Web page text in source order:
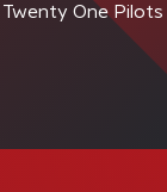
Twenty One Pilots